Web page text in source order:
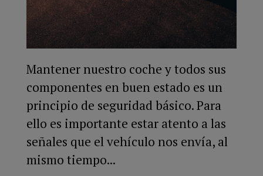
Mantener nuestro coche y todos sus
componentes en buen estado es un
principio de seguridad básico. Para
ello es importante estar atento a las
señales que el vehículo nos envía, al
mismo tiempo...